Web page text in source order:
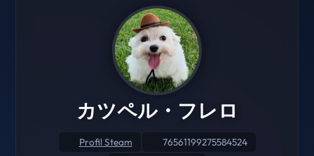
カツペル・フレロ
Profil Steam
76561199275584524